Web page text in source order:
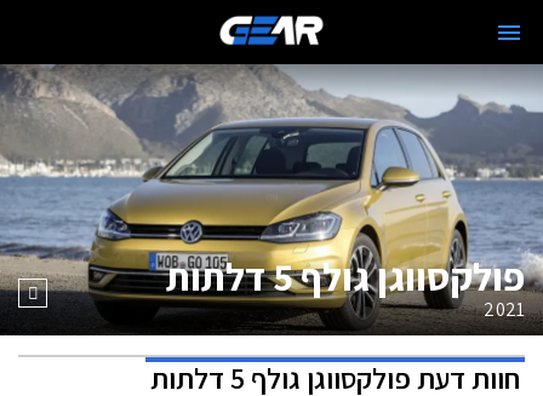
פולקסווגן גולף 5 דלתות
2021
חוות דעתפולקסווגן גולף 5 דלתות